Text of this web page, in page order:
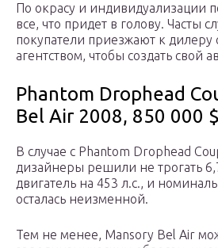
По окрасу и индивидуализации
все, что придет в голову. Часты
покупатели приезжают к дилеру
агентством, чтобы создать свой
Phantom Drophead
Bel Air 2008, 850 000 $
В случае с Phantom Drophead
дизайнеры решили не трогать
двигатель на 453 л.с., и
осталась неизменной.
Тем не менее, Mansory Bel Air